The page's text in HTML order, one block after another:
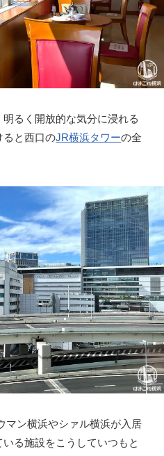
るく開放的な気分に浸れる
ると西口のJR横浜タワーの全
マン横浜やシァル横浜が入居
る施設をこうしていつもと